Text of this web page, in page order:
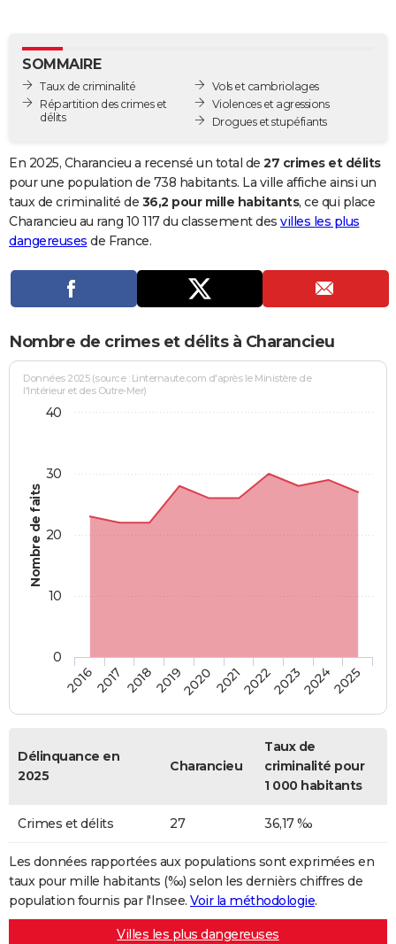
GUIDES D'ACHAT
BONS PLANS
Carte de Noël
Carte Bonne année
Carte Saint-Valentin
Carte Pâques
Carte d'anniversaire
DICTIONNAIRE
Dictionnaire
Biographies
Citations
Expressions
Proverbes
PROGRAMME TV
COPAINS D'AVANT
S'inscrire
Se connecter
Lycées
Collèges
Primaires
Universités
Entreprises
Service militaire
Avis de recherche
AVIS DE DÉCÈS
FORUM
Bricolage
Lifestyle
Culture
Sport
Auto
Television
Voyage
Cinema
SOMMAIRE
Taux de criminalité
Répartition des crimes et
délits
Vols et cambriolages
Violences et agressions
Drogues et stupéfiants
En 2025, Charancieu a recensé un total de 27 crimes et délits
pour une population de 738 habitants. La ville affiche ainsi un
taux de criminalité de 36,2 pour mille habitants, ce qui place
Charancieu au rang 10 117 du classement des villes les plus
dangereuses de France.
Nombre de crimes et délits à Charancieu
Nombre de faits
Données 2025 (source : Linternaute.com d'après le Ministère de
l'Intérieur et des Outre-Mer)
20162017 20182019202020212022202320242025
0
10
20
30
40
Délinquance en
2025
Charancieu
Taux de
criminalité pour
1 000 habitants
Crimes et délits 27 36,17 ‰
Les données rapportées aux populations sont exprimées en
taux pour mille habitants (‰) selon les dernièrs chiffres de
population fournis par l'Insee. Voir la méthodologie.
Villes les plus dangereuses